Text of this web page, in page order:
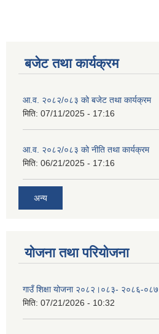
बजेट तथा कार्यक्रम
आ.व. २०८२/०८३ को बजेट तथा कार्यक्रम
मिति: 07/11/2025 - 17:16
आ.व. २०८२/०८३ को नीति तथा कार्यक्रम
मिति: 06/21/2025 - 17:16
अन्य
योजना तथा परियोजना
गाउँ शिक्षा योजना २०८२।०८३- २०८६-०८७
मिति: 07/21/2026 - 10:32